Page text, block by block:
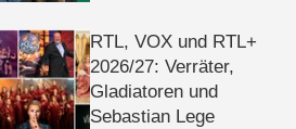
RTL, VOX und RTL+
2026/​27: Verräter,
Gladiatoren und
Sebastian Lege